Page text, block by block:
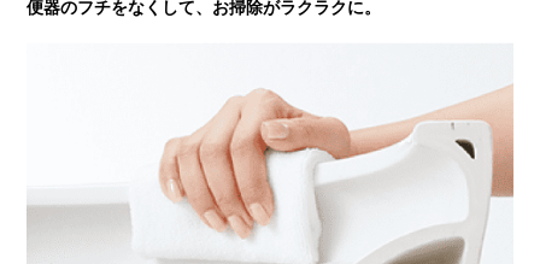
便器のフチをなくして、お掃除がラクラクに。